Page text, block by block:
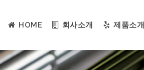
HOME 회사소개 제품소개